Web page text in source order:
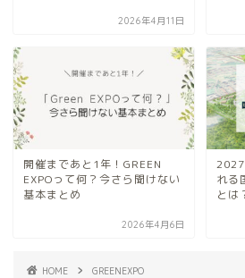
2026年4月11日
開催まであと1年！GREEN
EXPOって何？今さら聞けない
基本まとめ
2026年4月6日
れる
とは
HOME GREENEXPO